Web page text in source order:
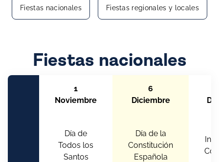
Fiestas nacionales Fiestas regionales y locales
Fiestas nacionales
1
Noviembre
6
Diciembre
Día de
Todos los
Santos
Día de la
Constitución
Española